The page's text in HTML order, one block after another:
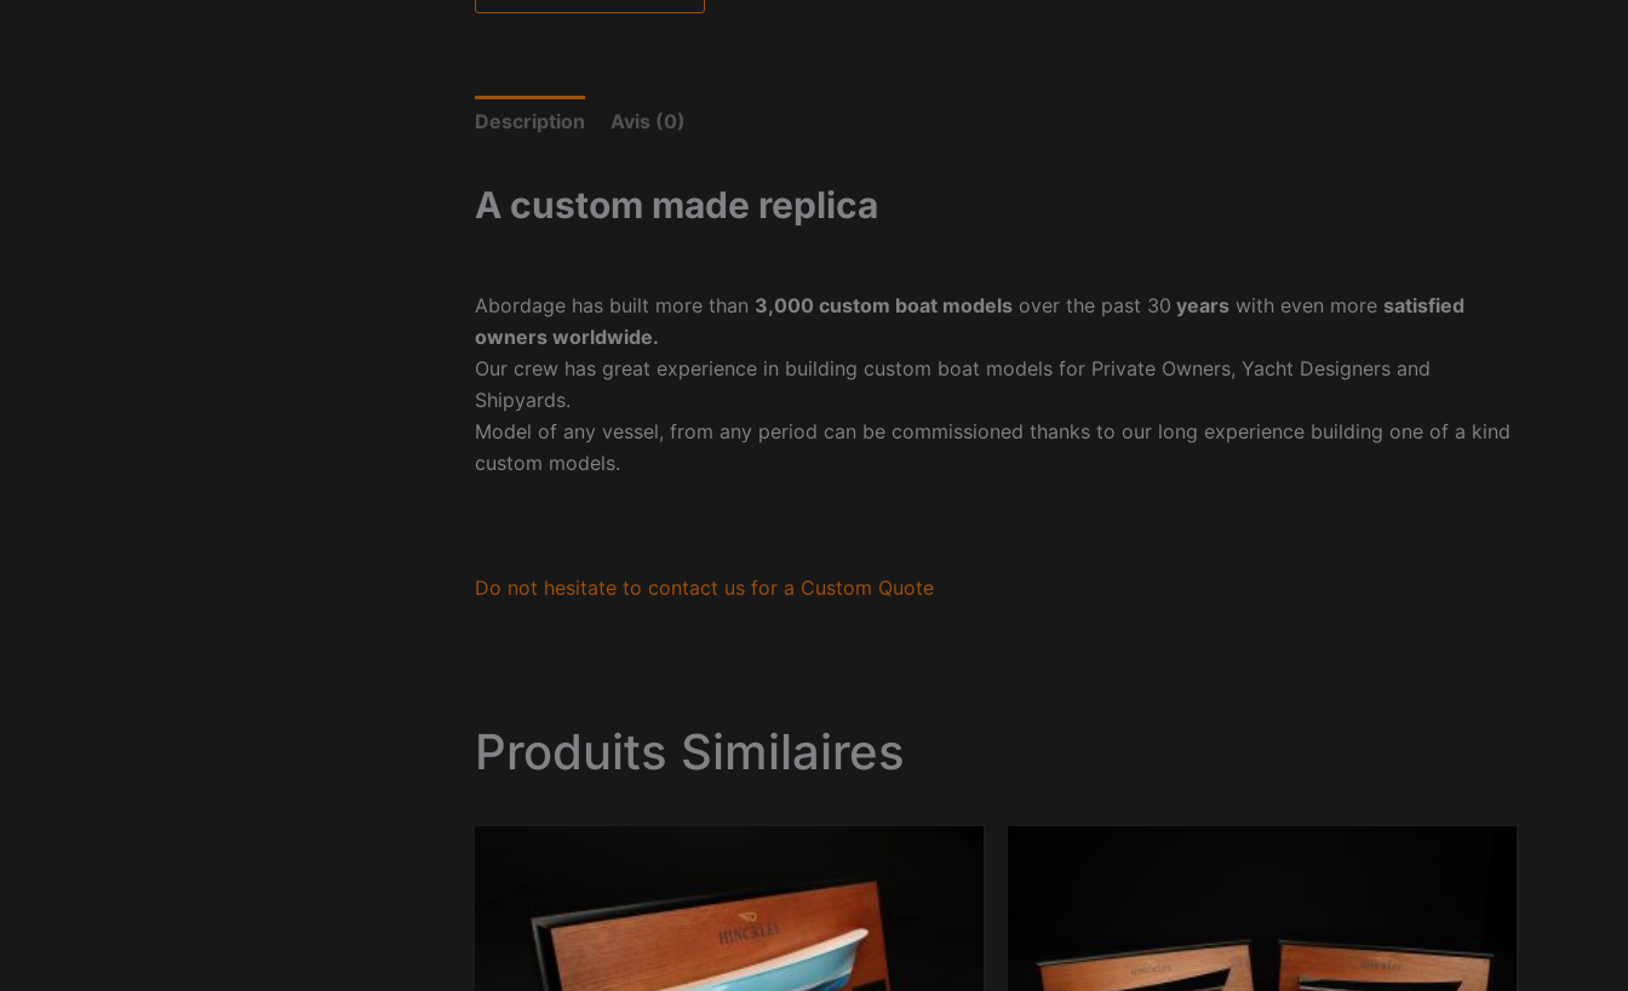
Description Avis (0)
A custom made replica
Abordage has built more than 3,000 custom boat models over the past 30 years with even more satisfied
owners worldwide.
Our crew has great experience in building custom boat models for Private Owners, Yacht Designers and
Shipyards.
Model of any vessel, from any period can be commissioned thanks to our long experience building one of a kind
custom models.
Do not hesitate to contact us for a Custom Quote
Produits Similaires